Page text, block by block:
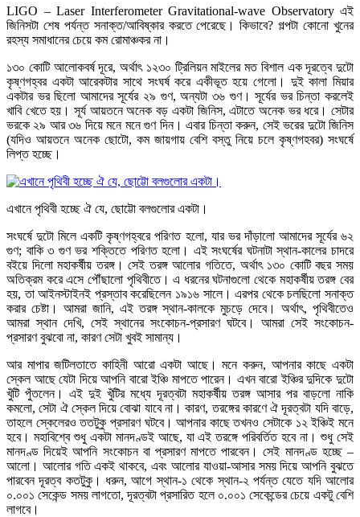
LIGO – Laser Interferometer Gravitational-wave Observatory এই
জিনিসটা শেষ পর্যন্ত সনাক্ত/আবিষ্কার করতে পেরেছে। কিভাবে? গল্পটা কোনো খুনের
রহস্য সমাধানের চেয়ে কম রোমাঞ্চকর না।
১৩০ কোটি আলোকবর্ষ দূরে, অর্থাৎ ১২৩০ ট্রিলিয়ন মাইলের মত বিশাল এক দূরত্বে দুটো
কৃষ্ণগহ্বর একটা আরেকটার সাথে সংঘর্ষ করে একীভূত হয়ে গেলো। দুই কালা মিয়ার
একটার ভর ছিলো আমাদের সূর্যের ২৯ গুণ, অন্যটা ৩৬ গুণ। সূর্যের ভর চিন্তা করলেই
খাবি খেতে হয়। সূর্য আয়তনে অনেক বড় একটা জিনিস, এটাতে অনেক ভর ধরে। সেটার
ভরকে ২৯ আর ৩৬ দিয়ে মনে মনে গুণ দিন। এবার চিন্তা করুন, সেই ভরের দুটো জিনিস
(যদিও আয়তনে অনেক ছোটো, কম জায়গায় বেশি বস্তু নিয়ে চলে কৃষ্ণগহবর) সংঘর্ষে
লিপ্ত হচ্ছে।
এখানে পৃথিবী হচ্ছে ঐ যে, ছোট্টো বলগুলোর একটা।
সংঘর্ষে দুটো মিলে একটি কৃষ্ণগহ্বরে পরিণত হলো, যার ভর দাঁড়ালো আমাদের সূর্যের ৬২
গুণ; বাকি ৩ গুণ ভর শক্তিতে পরিণত হলো। এই সংঘর্ষের ঘটনাটা স্থান-কালের চাদরে
বইয়ে দিলো মহাকর্ষীয় তরঙ্গ। সেই তরঙ্গ আলোর গতিতে, অর্থাৎ ১৩০ কোটি বছর সময়
অতিক্রম করে এসে পৌঁছালো পৃথিবীতে। এ ধরনের ঘটনাগুলো থেকে মহাকর্ষীয় তরঙ্গ বের
হয়, তা আইনস্টাইনই প্রস্তাব করেছিলেন ১৯১৬ সালে। এরপর থেকে চলছিলো সনাক্ত
করার চেষ্টা। আমরা জানি, এই তরঙ্গ স্থান-কালকে মুচড়ে দেবে। অর্থাৎ, পৃথিবীতেও
আমরা স্থান দেখি, সেই স্থানের সংকোচন-প্রসারণ ঘটবে। আমরা সেই সংকোচন-
প্রসারণ বুঝবো না, কারণ সেটা খুবই সামান্য।
আর মাপার জটিলতাতে কাহিনী আরো একটা আছে। মনে করুন, আপনার কাছে একটা
স্কেল আছে যেটা দিয়ে আপনি বারো ইঞ্চি মাপতে পারেন। এখন বারো ইঞ্চির দুদিকে দুটো
খুঁটি পুঁতলেন। এই দুই খুঁটির মধ্যে দূরত্বটা মহাকর্ষীয় তরঙ্গ আসার পর বাড়লো নাকি
কমলো, সেটা ঐ স্কেল দিয়ে বোঝা যাবে না। কারণ, তরঙ্গের কারণে ঐ দূরত্বটা যদি বাড়ে,
তাহলে স্কেলেরও ততটুকু প্রসারণ ঘটবে। আপনার কাছে তখনও সেটাকে ১২ ইঞ্চিই মনে
হবে। মহাবিশ্বে শুধু একটা মানদণ্ডই আছে, যা এই তরঙ্গে পরিবর্তিত হবে না। শুধু সেই
মানদণ্ড দিয়েই আপনি সংকোচন বা প্রসারণ মাপতে পারবেন। সেই মানদণ্ড হচ্ছে –
আলো। আলোর গতি একই থাকবে, এবং আলোর যাওয়া-আসার সময় দিয়ে আপনি বুঝতে
পারবেন দূরত্ব কতটুকু। ধরুন, আগে স্থান-১ থেকে স্থান-২ পর্যন্ত যেতে যদি আলোর
০.০০১ সেকেন্ড সময় লাগতো, দূরত্বটা প্রসারিত হলে ০.০০১ সেকেন্ডের চেয়ে একটু বেশি
লাগবে।